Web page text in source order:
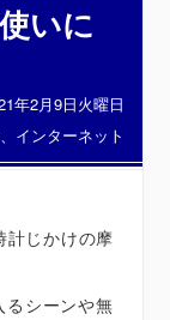
いに
年2月9日火曜日
インターネット
じかけの摩
るシーンや無